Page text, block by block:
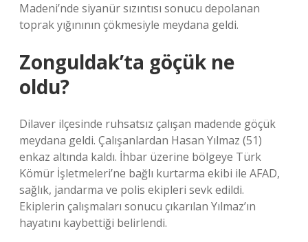
Madeni’nde siyanür sızıntısı sonucu depolanan
toprak yığınının çökmesiyle meydana geldi.
Zonguldak’ta göçük ne
oldu?
Dilaver ilçesinde ruhsatsız çalışan madende göçük
meydana geldi. Çalışanlardan Hasan Yılmaz (51)
enkaz altında kaldı. İhbar üzerine bölgeye Türk
Kömür İşletmeleri’ne bağlı kurtarma ekibi ile AFAD,
sağlık, jandarma ve polis ekipleri sevk edildi.
Ekiplerin çalışmaları sonucu çıkarılan Yılmaz’ın
hayatını kaybettiği belirlendi.